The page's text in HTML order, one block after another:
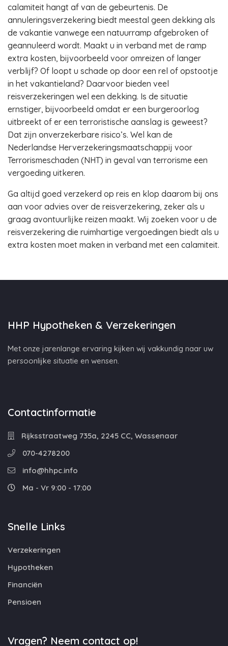
calamiteit hangt af van de gebeurtenis. De
annuleringsverzekering biedt meestal geen dekking als
de vakantie vanwege een natuurramp afgebroken of
geannuleerd wordt. Maakt u in verband met de ramp
extra kosten, bijvoorbeeld voor omreizen of langer
verblijf? Of loopt u schade op door een rel of opstootje
in het vakantieland? Daarvoor bieden veel
reisverzekeringen wel een dekking. Is de situatie
ernstiger, bijvoorbeeld omdat er een burgeroorlog
uitbreekt of er een terroristische aanslag is geweest?
Dat zijn onverzekerbare risico’s. Wel kan de
Nederlandse Herverzekeringsmaatschappij voor
Terrorismeschaden (NHT) in geval van terrorisme een
vergoeding uitkeren.
Ga altijd goed verzekerd op reis en klop daarom bij ons
aan voor advies over de reisverzekering, zeker als u
graag avontuurlijke reizen maakt. Wij zoeken voor u de
reisverzekering die ruimhartige vergoedingen biedt als u
extra kosten moet maken in verband met een calamiteit.
HHP Hypotheken & Verzekeringen
Met onze jarenlange ervaring kijken wij vakkundig naar uw
persoonlijke situatie en wensen.
Contactinformatie
Rijksstraatweg 735a, 2245 CC, Wassenaar
070-4278200
info@hhpc.info
Ma - Vr 9:00 - 17:00
Snelle Links
Verzekeringen
Hypotheken
Financiën
Pensioen
Vragen? Neem contact op!